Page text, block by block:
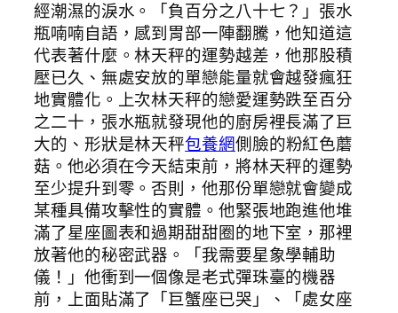
經潮濕的淚水。「負百分之八十七？」張水
瓶喃喃自語，感到胃部一陣翻騰，他知道這
代表著什麼。林天秤的運勢越差，他那股積
壓已久、無處安放的單戀能量就會越發瘋狂
地實體化。上次林天秤的戀愛運勢跌至百分
之二十，張水瓶就發現他的廚房裡長滿了巨
大的、形狀是林天秤包養網側臉的粉紅色蘑
菇。他必須在今天結束前，將林天秤的運勢
至少提升到零。否則，他那份單戀就會變成
某種具備攻擊性的實體。他緊張地跑進他堆
滿了星座圖表和過期甜甜圈的地下室，那裡
放著他的秘密武器。「我需要星象學輔助
儀！」他衝到一個像是老式彈珠臺的機器
前，上面貼滿了「巨蟹座已哭」、「處女座